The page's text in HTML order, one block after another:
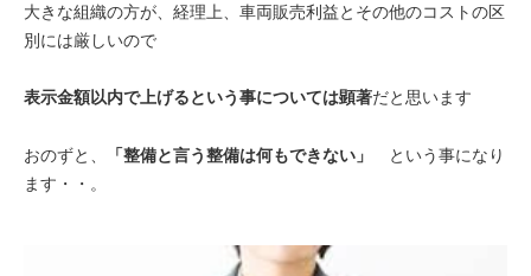
大きな組織の方が、経理上、車両販売利益とその他のコストの区
別には厳しいので
表示金額以内で上げるという事については顕著だと思います
おのずと、 「整備と言う整備は何もできない」
という事になり
ます・・。